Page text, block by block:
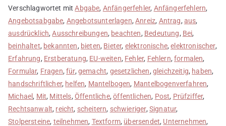
Verschlagwortet mitAbgabe, Anfängerfehler, Anfängerfehlern,
Angebotsabgabe, Angebotsunterlagen,Anreiz, Antrag, aus,
ausdrücklich,Ausschreibungen, beachten, Bedeutung, Bei,
beinhaltet, bekannten, bieten, Bieter, elektronische,elektronischer,
Erfahrung, Erstberatung, EU-weiten, Fehler, Fehlern,formalen,
Formular, Fragen,für, gemacht, gesetzlichen, gleichzeitig, haben,
handschriftlicher, helfen, Mantelbogen, Mantelbogenverfahren,
Michael, Mit, Mittels, Öffentliche,öffentlichen, Post, Prüfziffer,
Rechtsanwalt, reicht, scheitern, schwieriger, Signatur,
Stolpersteine, teilnehmen, Textform, übersendet, Unternehmen,